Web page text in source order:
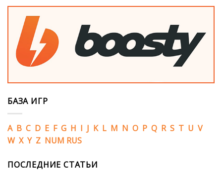
БАЗА ИГР
A B C D E F G H I J K L M N O P Q R S T U V
W X Y Z NUM RUS
ПОСЛЕДНИЕ СТАТЬИ